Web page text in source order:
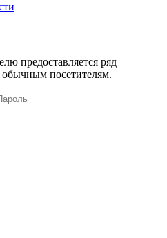
предоставляется ряд
посетителям.